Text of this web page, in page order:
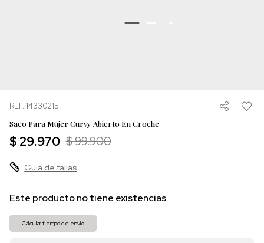
REF. 14330215
Saco Para Mujer Curvy Abierto En Croche
$ 29.970 $ 99.900
Guia de tallas
Este producto no tiene existencias
Calcular tiempo de envío